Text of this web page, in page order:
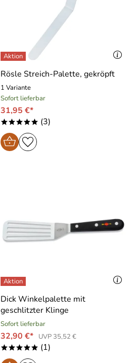
Rösle Streich-Palette, gekröpft
1 Variante
Sofort lieferbar
31,95 €*
***** (3)
Dick Winkelpalette mit
geschlitzter Klinge
Sofort lieferbar
32,90 €* UVP 35,52 €
***** (1)